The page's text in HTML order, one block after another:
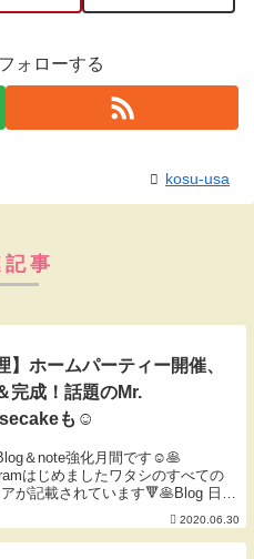
ォローする
kosu-usa
記事
】ホームパーティー開催、
完成！話題のMr.
も☺︎
＆note強化月間です☺︎🥞
はじめましたワタシのすべての
が記載されています🔻🥞Blog 日常
🥞note 頑張ってること🥞愛用品 動
用しているものは楽天Roomに
います。また私...
2020.06.30